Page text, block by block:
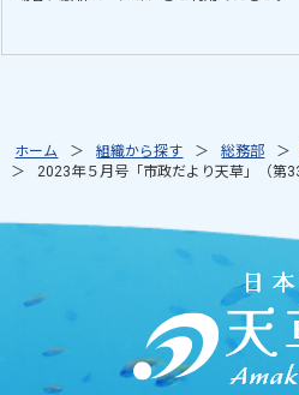
ホーム 組織から探す 総務部
2023年５月号「市政だより天草」（第